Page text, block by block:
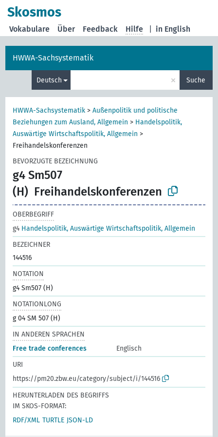
Skosmos
in English
Vokabulare Über Feedback Hilfe
HWWA-Sachsystematik
Deutsch × Suche
HWWA-Sachsystematik >Außenpolitik und politische
Beziehungen zum Ausland, Allgemein > Handelspolitik,
Auswärtige Wirtschaftspolitik, Allgemein >
Freihandelskonferenzen
BEVORZUGTE BEZEICHNUNG
g4 Sm507
(H) Freihandelskonferenzen
OBERBEGRIFF
g4 Handelspolitik, Auswärtige Wirtschaftspolitik, Allgemein
BEZEICHNER
144516
NOTATION
g4 Sm507 (H)
NOTATIONLONG
g 04 SM 507 (H)
IN ANDEREN SPRACHEN
Free trade conferences
Englisch
URI
https://pm20.zbw.eu/category/subject/i/144516
HERUNTERLADEN DES BEGRIFFS
IM SKOS-FORMAT:
RDF/XML TURTLE JSON-LD